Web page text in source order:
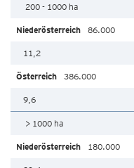
200 - 1000 ha
86.000
11,2
386.000
9,6
> 1000 ha
180.000